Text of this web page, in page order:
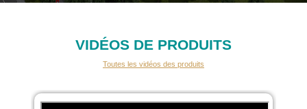
VIDÉOS DE PRODUITS
Toutes les vidéos des produits